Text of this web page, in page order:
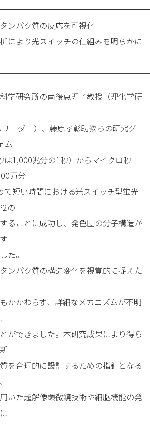
ンパク質の反応を可視化
により光スイッチの仕組みを明らかに
学研究所の南後恵理子教授（理化学研
ーダー）、藤原孝彰助教らの研究グ
ム
は1,000兆分の1秒）からマイクロ秒
万分
て短い時間における光スイッチ型蛍光
の
ることに成功し、発色団の分子構造が
た。
ンパク質の構造変化を視覚的に捉えた
かかわらず、詳細なメカニズムが不明
ができました。本研究成果により得ら
を合理的に設計するための指針となる
いた超解像顕微鏡技術や細胞機能の発